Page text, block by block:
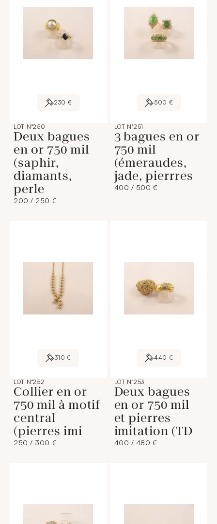
230 €
LOT N°250
Deux bagues
en or 750 mil
(saphir,
diamants,
perle
200 / 250 €
500 €
LOT N°251
3 bagues en or
750 mil
(émeraudes,
jade, pierrres
400 / 500 €
310 €
LOT N°252
Collier en or
750 mil à motif
central
(pierres imi
250 / 300 €
440 €
LOT N°253
Deux bagues
en or 750 mil
et pierres
imitation (TD
400 / 480 €